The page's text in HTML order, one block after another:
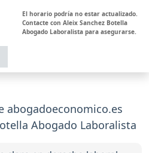
El horario podría no estar actualizado.
Contacte con Aleix Sanchez Botella
Abogado Laboralista para asegurarse.
abogadoeconomico.es
Abogado Laboralista